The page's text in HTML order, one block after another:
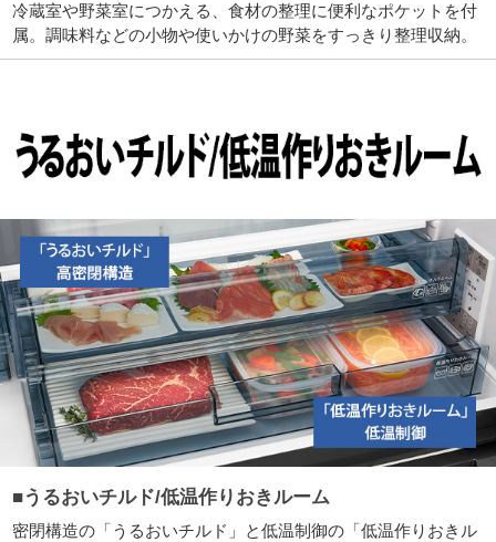
冷蔵室や野菜室につかえる、食材の整理に便利なポケットを付
属。調味料などの小物や使いかけの野菜をすっきり整理収納。
■うるおいチルド/低温作りおきルーム
密閉構造の「うるおいチルド」と低温制御の「低温作りおきル